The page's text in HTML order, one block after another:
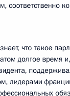
соответственно
что такое
долгое время
лидерами